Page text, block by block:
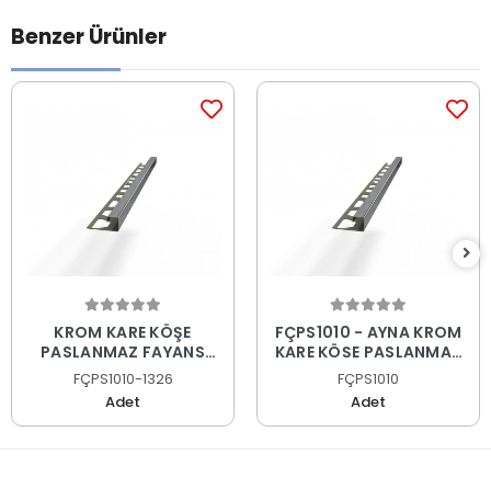
Benzer Ürünler
KROM KARE KÖŞE
PASLANMAZ FAYANS
PROFİLİ
FÇPS1010-1326
Adet
FÇPS1010 - AYNA KROM
KARE KÖŞE PASLANMAZ
FAYANS PROFİLİ
FÇPS1010
Adet